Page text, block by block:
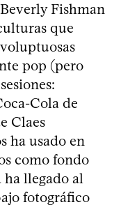
Fishman
que
pop (pero
Cola de
Claes
ha usado en
como fondo
ha llegado al
fotográfico